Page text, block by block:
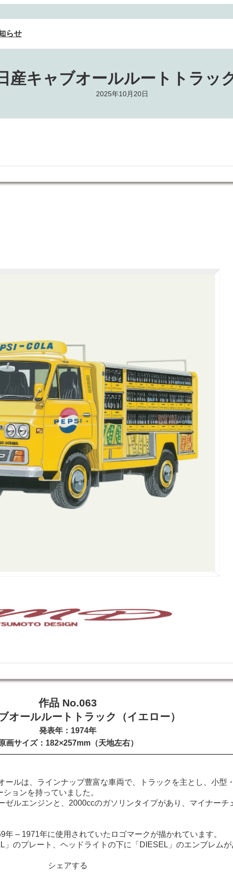
らせ
産キャブオールルートトラッ
2025年10月20日
作品 No.063
オールルートトラック（イエロー）
発表年：1974年
画サイズ：182×257mm（天地左右）
ルは、ラインナップ豊富な車両で、トラックを主とし、小型
ョンを持っていました。
ルエンジンと、2000ccのガソリンタイプがあり、マイナーチ
– 1971年に使用されていたロゴマークが描かれています。
のプレート、ヘッドライトの下に「DIESEL」のエンブレム
シェアする